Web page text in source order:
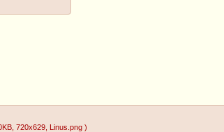
, 720x629 , Linus.png )